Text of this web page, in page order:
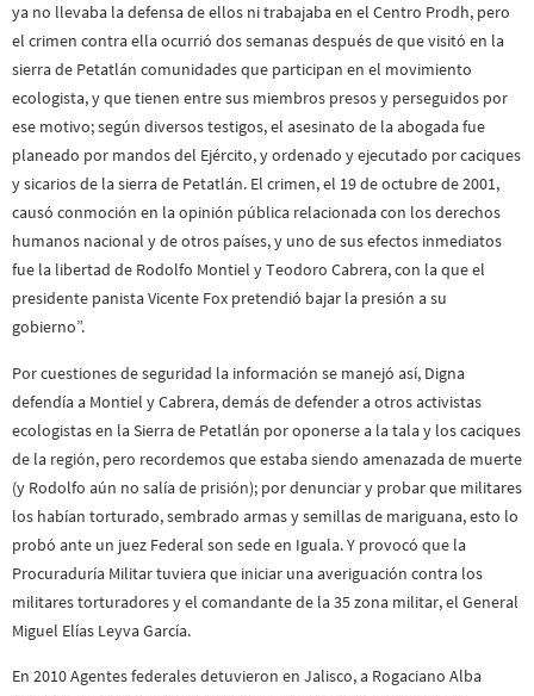
ya no llevaba la defensa de ellos ni trabajaba en el Centro Prodh, pero
el crimen contra ella ocurrió dos semanas después de que visitó en la
sierra de Petatlán comunidades que participan en el movimiento
ecologista, y que tienen entre sus miembros presos y perseguidos por
ese motivo; según diversos testigos, el asesinato de la abogada fue
planeado por mandos del Ejército, y ordenado y ejecutado por caciques
y sicarios de la sierra de Petatlán. El crimen, el 19 de octubre de 2001,
causó conmoción en la opinión pública relacionada con los derechos
humanos nacional y de otros países, y uno de sus efectos inmediatos
fue la libertad de Rodolfo Montiel y Teodoro Cabrera, con la que el
presidente panista Vicente Fox pretendió bajar la presión a su
gobierno”.
Por cuestiones de seguridad la información se manejó así, Digna
defendía a Montiel y Cabrera, demás de defender a otros activistas
ecologistas en la Sierra de Petatlán por oponerse a la tala y los caciques
de la región, pero recordemos que estaba siendo amenazada de muerte
(y Rodolfo aún no salía de prisión); por denunciar y probar que militares
los habían torturado, sembrado armas y semillas de mariguana, esto lo
probó ante un juez Federal son sede en Iguala. Y provocó que la
Procuraduría Militar tuviera que iniciar una averiguación contra los
militares torturadores y el comandante de la 35 zona militar, el General
Miguel Elías Leyva García.
En 2010 Agentes federales detuvieron en Jalisco, a Rogaciano Alba